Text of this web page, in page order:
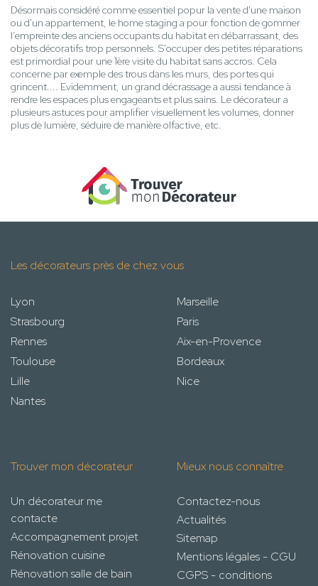
Désormais considéré comme essentiel popur la vente d'une maison
ou d'un appartement, le home staging a pour fonction de gommer
l’empreinte des anciens occupants du habitat en débarrassant, des
objets décoratifs trop personnels. S'occuper des petites réparations
est primordial pour une 1ère visite du habitat sans accros. Cela
concerne par exemple des trous dans les murs, des portes qui
grincent.... Evidemment, un grand décrassage a aussi tendance à
rendre les espaces plus engageants et plus sains. Le décorateur a
plusieurs astuces pour amplifier visuellement les volumes, donner
plus de lumière, séduire de manière olfactive, etc.
Les décorateurs près de chez vous
Lyon
Marseille
Strasbourg
Paris
Rennes
Aix-en-Provence
Toulouse
Bordeaux
Lille
Nice
Nantes
Trouver mon décorateur
Un décorateur me
contacte
Accompagnement projet
Rénovation cuisine
Rénovation salle de bain
Mieux nous connaître
Contactez-nous
Actualités
Sitemap
Mentions légales - CGU
CGPS - conditions